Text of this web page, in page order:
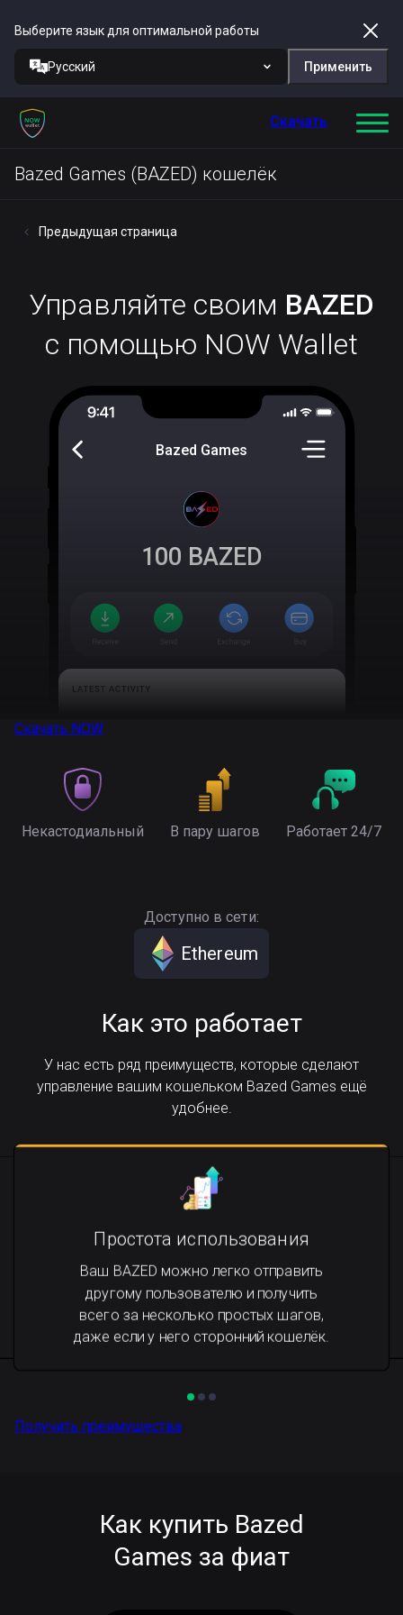
Выберите язык для оптимальной работы
Русский Применить
Скачать
Bazed Games (BAZED) кошелёк
Предыдущая страница
Управляйте своим BAZED
с помощью NOW Wallet
Bazed Games
100 BAZED
Скачать NOW
Некастодиальный В пару шагов Работает 24/7
Доступно в сети:
Ethereum
Как это работает
У нас есть ряд преимуществ, которые сделают
управление вашим кошельком Bazed Games ещё
удобнее.
Простота использования
Ваш BAZED можно легко отправить
другому пользователю и получить
всего за несколько простых шагов,
даже если у него сторонний кошелёк.
Получить преимущества
Как купить Bazed
Games за фиат